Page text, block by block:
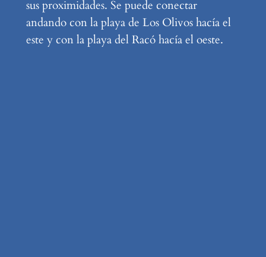
sus proximidades. Se puede conectar
andando con la playa de Los Olivos hacía el
este y con la playa del Racó hacía el oeste.